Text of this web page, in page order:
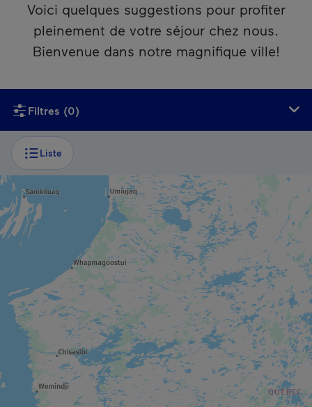
Voici quelques suggestions pour profiter
pleinement de votre séjour chez nous.
Bienvenue dans notre magnifique ville!
Filtres (0)
Liste
SITE THÉMATIQUE
Cité de l’Or
RÉSERVE FAUNIQUE
Réserve faunique La Vérendrye
PARC RÉGIONAL / MUNICIPAL